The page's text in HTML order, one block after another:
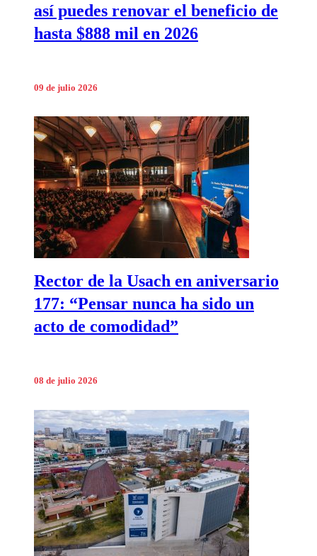
así puedes renovar el beneficio de
hasta $888 mil en 2026
09 de julio 2026
Rector de la Usach en aniversario
177: “Pensar nunca ha sido un
acto de comodidad”
08 de julio 2026